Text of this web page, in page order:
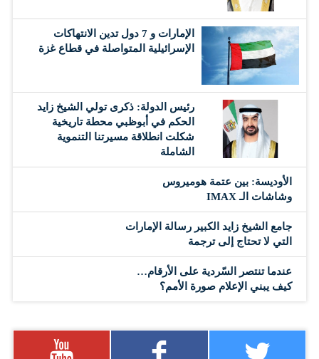
الإمارات و 7 دول تدين الانتهاكات
الإسرائيلية المتواصلة في قطاع غزة
رئيس الدولة: ذكرى تولي الشيخ زايد
الحكم في أبوظبي محطة تاريخية
شكلت انطلاقة مسيرتنا التنموية
الشاملة
الأوديسة: بين عتمة هوميروس
وشاشات الـ IMAX
جامع الشيخ زايد الكبير رسالة الإمارات
التي لا تحتاج إلى ترجمة
عندما تنتصر السّردية على الأرقام…
كيف يبني الإعلام صورة الأمم؟